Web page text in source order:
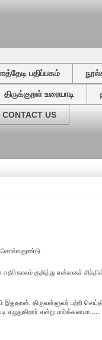
பதிப்பகம்
திருக்குறள் உரையாடி
CONTACT US
சொல்வதுண்டு.
எதிர்காலம் குறித்து என்னைச்
இதுதான். திருவள்ளுவர் பற்றி
எழுதுகிறார் என்று பார்க்கலாமா......